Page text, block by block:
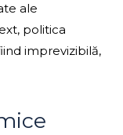
ale
politica
imprevizibilă,